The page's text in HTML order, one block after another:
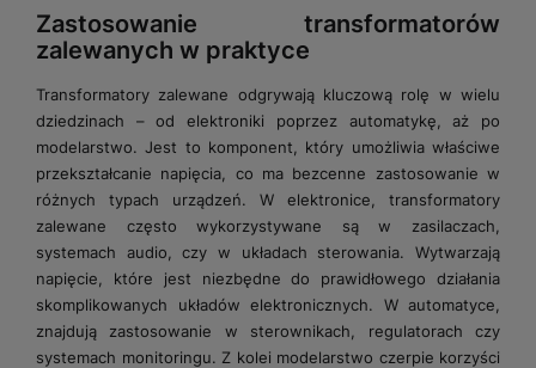
Zastosowanie transformatorów
zalewanych w praktyce
Transformatory zalewane odgrywają kluczową rolę w wielu
dziedzinach – od elektroniki poprzez automatykę, aż po
modelarstwo. Jest to komponent, który umożliwia właściwe
przekształcanie napięcia, co ma bezcenne zastosowanie w
różnych typach urządzeń. W elektronice, transformatory
zalewane często wykorzystywane są w zasilaczach,
systemach audio, czy w układach sterowania. Wytwarzają
napięcie, które jest niezbędne do prawidłowego działania
skomplikowanych układów elektronicznych. W automatyce,
znajdują zastosowanie w sterownikach, regulatorach czy
systemach monitoringu. Z kolei modelarstwo czerpie korzyści